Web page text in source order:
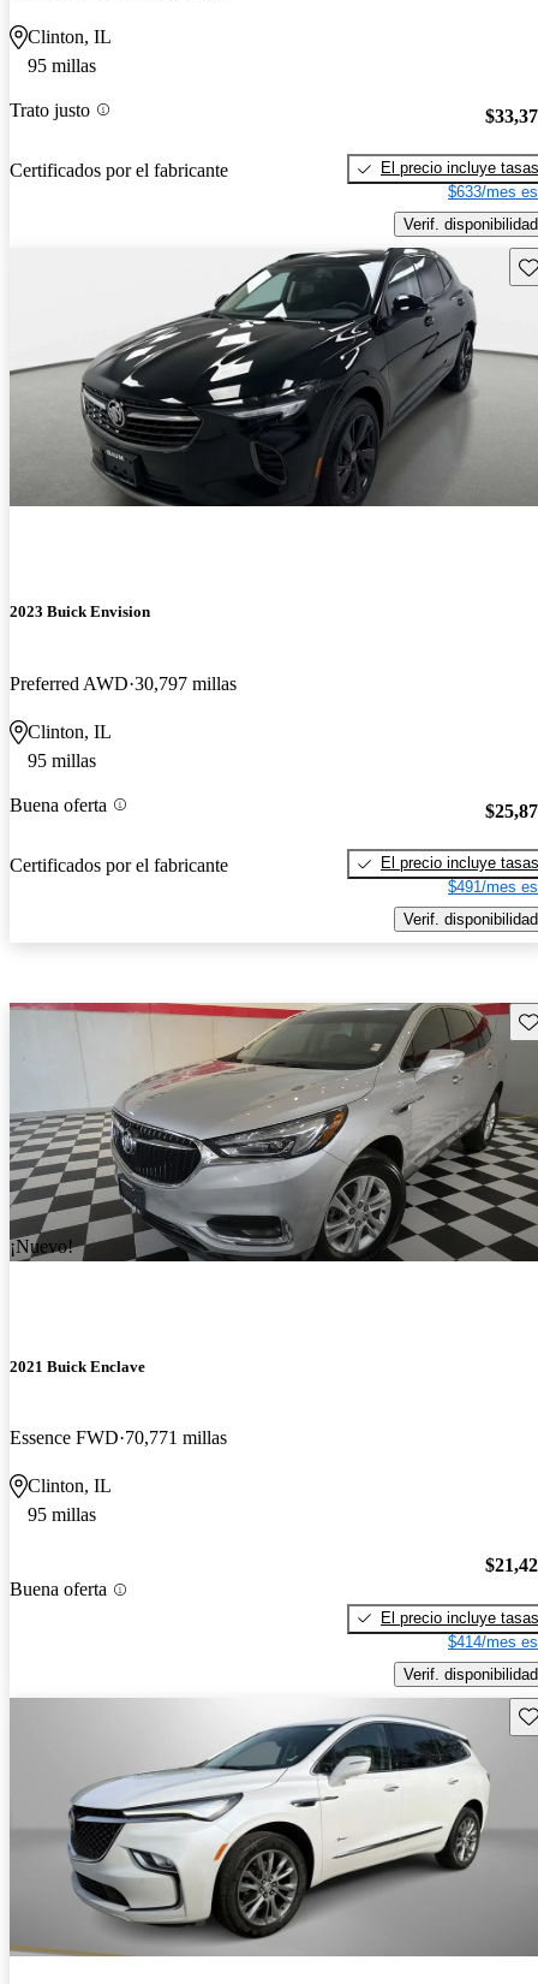
Clinton, IL
95 millas
Trato justo
Certificados por el fabricante
El precio incluye tasas
$633/mes
Verif. disponibilidad
2023 Buick Envision
Preferred AWD 30,797 millas
Clinton, IL
95 millas
Buena oferta
Certificados por el fabricante
El precio incluye tasas
$491/mes
Verif. disponibilidad
¡Nuevo!
2021 Buick Enclave
Essence FWD 70,771 millas
Clinton, IL
95 millas
Buena oferta
El precio incluye tasas
$414/mes
Verif. disponibilidad